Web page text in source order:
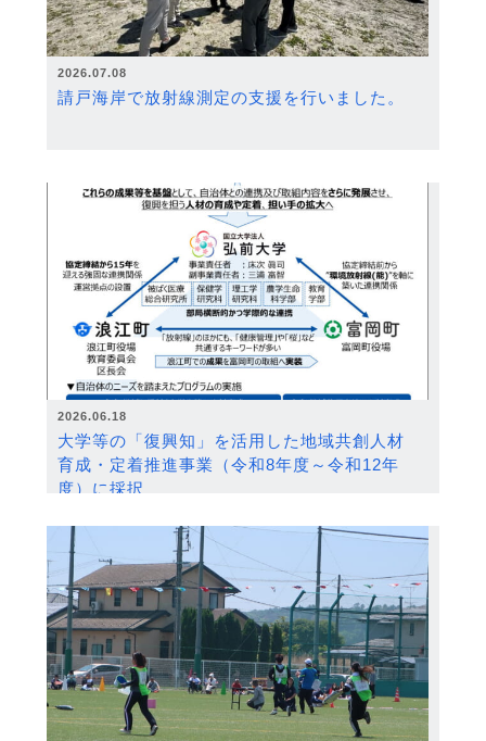
2026.07.08
請戸海岸で放射線測定の支援を行いました。
2026.06.18
大学等の「復興知」を活用した地域共創人材
育成・定着推進事業（令和8年度～令和12年
度）に採択